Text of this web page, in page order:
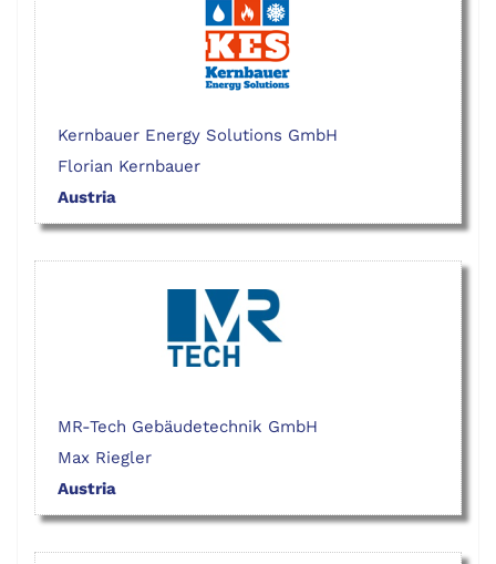
Kernbauer Energy Solutions GmbH
Florian Kernbauer
Austria
MR-Tech Gebäudetechnik GmbH
Max Riegler
Austria